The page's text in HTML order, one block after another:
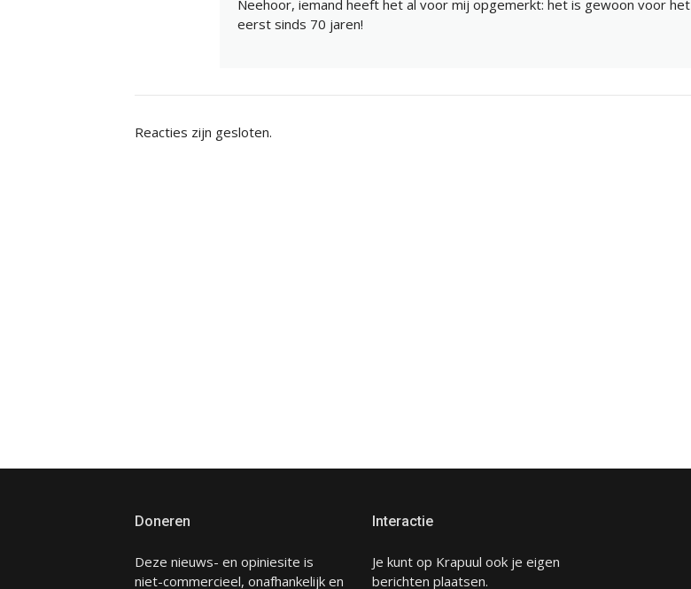
Neehoor, iemand heeft het al voor mij opgemerkt: het is gewoon voor het
eerst sinds 70 jaren!
Reacties zijn gesloten.
Doneren
Deze nieuws- en opiniesite is
niet-commercieel, onafhankelijk en
Interactie
Je kunt op Krapuul ook je eigen
berichten plaatsen.